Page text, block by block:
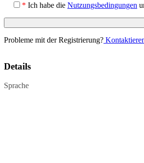
* Ich habe die Nutzungsbedingungen
Probleme mit der Registrierung? Kontaktieren
Details
Sprache